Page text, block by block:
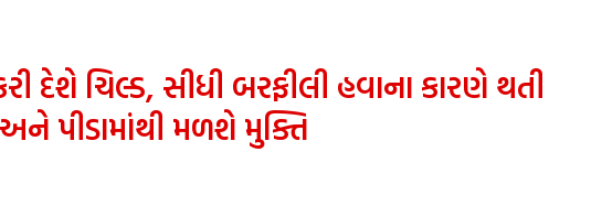
દેશે ચિલ્ડ, સીધી બરફીલી હવાના કારણે થતી
પીડામાંથી મળશે મુક્તિ